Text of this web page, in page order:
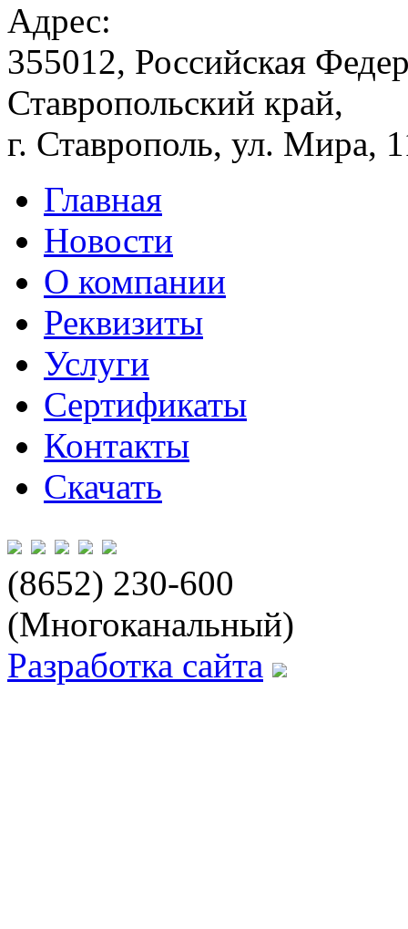
Адрес:
355012, Российская
Ставропольский край,
г. Ставрополь, ул. Мира,
Главная
Новости
О компании
Реквизиты
Услуги
Сертификаты
Контакты
Скачать
(8652) 230-600
(Многоканальный)
Разработка сайта